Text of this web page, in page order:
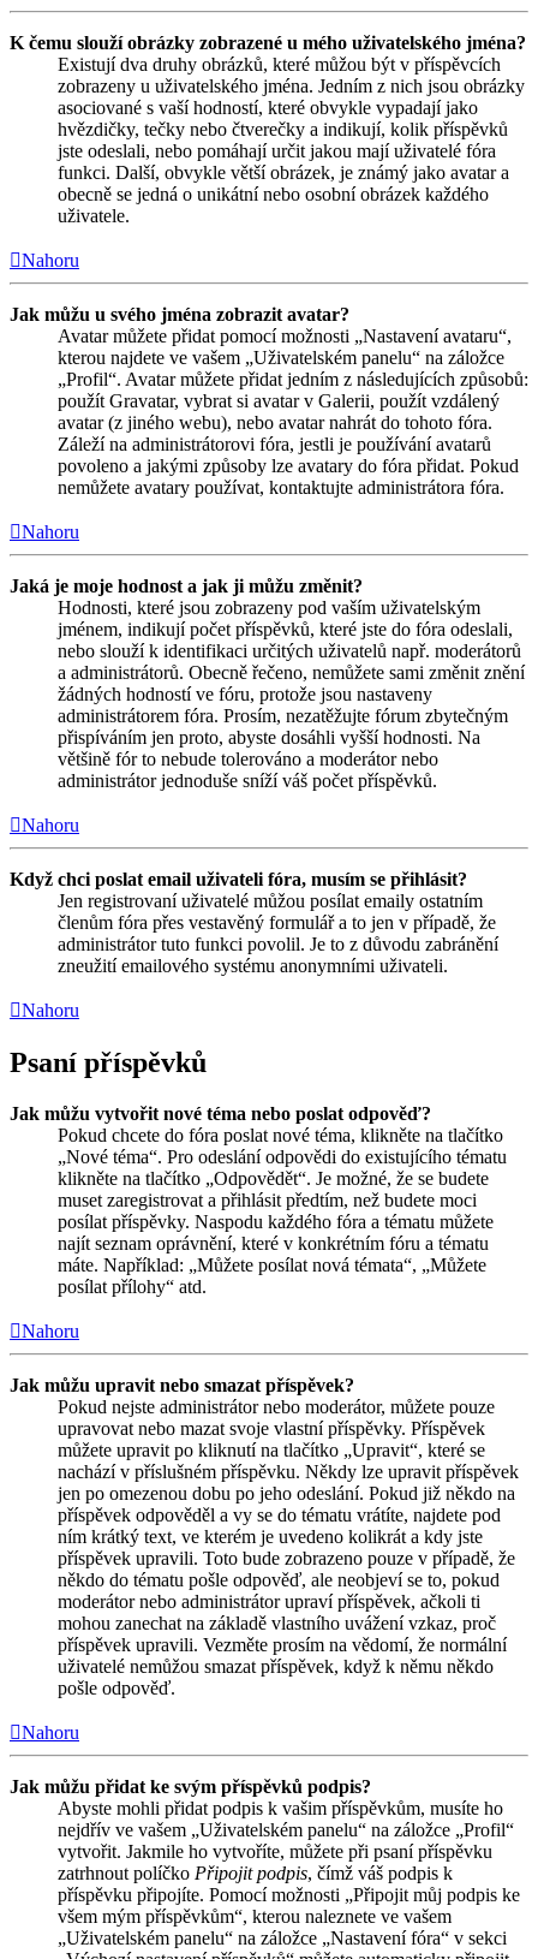
K čemu slouží obrázky zobrazené u mého uživatelského jména?
Existují dva druhy obrázků, které můžou být v příspěvcích
zobrazeny u uživatelského jména. Jedním z nich jsou obrázky
asociované s vaší hodností, které obvykle vypadají jako
hvězdičky, tečky nebo čtverečky a indikují, kolik příspěvků
jste odeslali, nebo pomáhají určit jakou mají uživatelé fóra
funkci. Další, obvykle větší obrázek, je známý jako avatar a
obecně se jedná o unikátní nebo osobní obrázek každého
uživatele.
Nahoru
Jak můžu u svého jména zobrazit avatar?
Avatar můžete přidat pomocí možnosti „Nastavení avataru“,
kterou najdete ve vašem „Uživatelském panelu“ na záložce
„Profil“. Avatar můžete přidat jedním z následujících způsobů:
použít Gravatar, vybrat si avatar v Galerii, použít vzdálený
avatar (z jiného webu), nebo avatar nahrát do tohoto fóra.
Záleží na administrátorovi fóra, jestli je používání avatarů
povoleno a jakými způsoby lze avatary do fóra přidat. Pokud
nemůžete avatary používat, kontaktujte administrátora fóra.
Nahoru
Jaká je moje hodnost a jak ji můžu změnit?
Hodnosti, které jsou zobrazeny pod vaším uživatelským
jménem, indikují počet příspěvků, které jste do fóra odeslali,
nebo slouží k identifikaci určitých uživatelů např. moderátorů
a administrátorů. Obecně řečeno, nemůžete sami změnit znění
žádných hodností ve fóru, protože jsou nastaveny
administrátorem fóra. Prosím, nezatěžujte fórum zbytečným
přispíváním jen proto, abyste dosáhli vyšší hodnosti. Na
většině fór to nebude tolerováno a moderátor nebo
administrátor jednoduše sníží váš počet příspěvků.
Nahoru
Když chci poslat email uživateli fóra, musím se přihlásit?
Jen registrovaní uživatelé můžou posílat emaily ostatním
členům fóra přes vestavěný formulář a to jen v případě, že
administrátor tuto funkci povolil. Je to z důvodu zabránění
zneužití emailového systému anonymními uživateli.
Nahoru
Psaní příspěvků
Jak můžu vytvořit nové téma nebo poslat odpověď?
Pokud chcete do fóra poslat nové téma, klikněte na tlačítko
„Nové téma“. Pro odeslání odpovědi do existujícího tématu
klikněte na tlačítko „Odpovědět“. Je možné, že se budete
muset zaregistrovat a přihlásit předtím, než budete moci
posílat příspěvky. Naspodu každého fóra a tématu můžete
najít seznam oprávnění, které v konkrétním fóru a tématu
máte. Například: „Můžete posílat nová témata“, „Můžete
posílat přílohy“ atd.
Nahoru
Jak můžu upravit nebo smazat příspěvek?
Pokud nejste administrátor nebo moderátor, můžete pouze
upravovat nebo mazat svoje vlastní příspěvky. Příspěvek
můžete upravit po kliknutí na tlačítko „Upravit“, které se
nachází v příslušném příspěvku. Někdy lze upravit příspěvek
jen po omezenou dobu po jeho odeslání. Pokud již někdo na
příspěvek odpověděl a vy se do tématu vrátíte, najdete pod
ním krátký text, ve kterém je uvedeno kolikrát a kdy jste
příspěvek upravili. Toto bude zobrazeno pouze v případě, že
někdo do tématu pošle odpověď, ale neobjeví se to, pokud
moderátor nebo administrátor upraví příspěvek, ačkoli ti
mohou zanechat na základě vlastního uvážení vzkaz, proč
příspěvek upravili. Vezměte prosím na vědomí, že normální
uživatelé nemůžou smazat příspěvek, když k němu někdo
pošle odpověď.
Nahoru
Jak můžu přidat ke svým příspěvků podpis?
Abyste mohli přidat podpis k vašim příspěvkům, musíte ho
nejdřív ve vašem „Uživatelském panelu“ na záložce „Profil“
vytvořit. Jakmile ho vytvoříte, můžete při psaní příspěvku
zatrhnout políčko Připojit podpis, čímž váš podpis k
příspěvku připojíte. Pomocí možnosti „Připojit můj podpis ke
všem mým příspěvkům“, kterou naleznete ve vašem
„Uživatelském panelu“ na záložce „Nastavení fóra“ v sekci